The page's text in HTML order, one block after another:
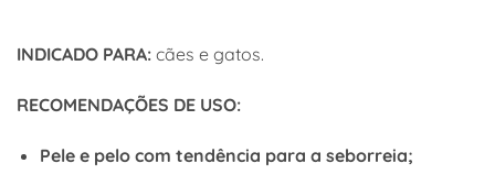
INDICADO PARA: cães e gatos.
RECOMENDAÇÕES DE USO:
Pele e pelo com tendência para a seborreia;